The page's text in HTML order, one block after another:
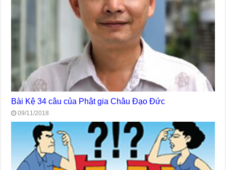
Bài Kệ 34 câu của Phật gia Châu Đạo Đức
09/11/2018